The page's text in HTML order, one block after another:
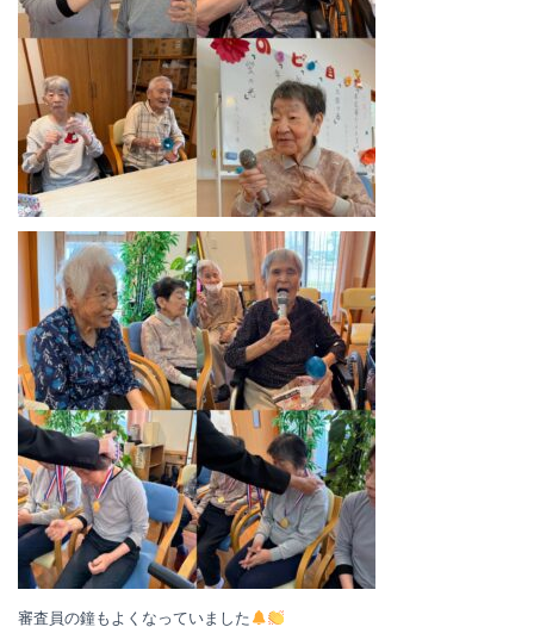
審査員の鐘もよくなっていました